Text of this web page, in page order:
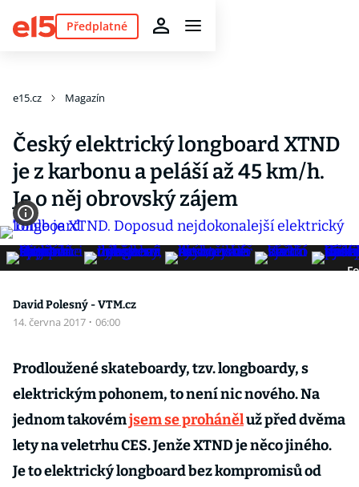
Předplatné
e15.cz Magazín
Český elektrický longboard XTND
je z karbonu a peláší až 45 km/h.
Je o něj obrovský zájem
David Polesný - VTM.cz
14. června 2017 · 06:00
Prodloužené skateboardy, tzv. longboardy, s
elektrickým pohonem, to není nic nového. Na
jednom takovémjsem se proháněluž před dvěma
lety na veletrhu CES. Jenže XTND je něco jiného.
Je to elektrický longboard bez kompromisů od